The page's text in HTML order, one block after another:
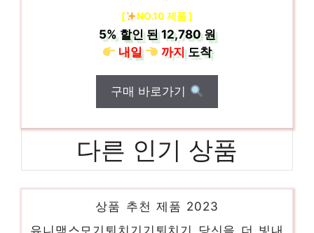
[ NO.10 제품 ]
5%할인 된12,780 원
내일
까지도착
구매 바로가기
다른 인기 상품
니코틴검사 품절 위기! 빠르게 잡아라! 인기